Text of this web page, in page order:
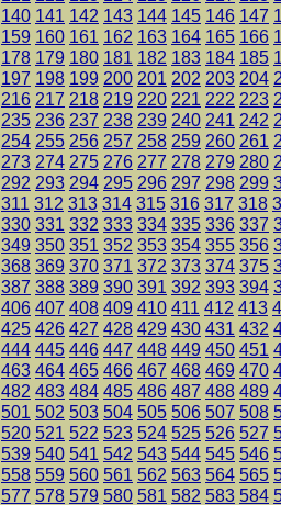
140 141 142 143 144 145 146 147
159 160 161 162 163 164 165 166
178 179 180 181 182 183 184 185
197 198 199 200 201 202 203 204
216 217 218 219 220 221 222 223
235 236 237 238 239 240 241 242
254 255 256 257 258 259 260 261
273 274 275 276 277 278 279 280
292 293 294 295 296 297 298 299
311 312 313 314 315 316 317 318
330 331 332 333 334 335 336 337
349 350 351 352 353 354 355 356
368 369 370 371 372 373 374 375
387 388 389 390 391 392 393 394
406 407 408 409 410 411 412 413
425 426 427 428 429 430 431 432
444 445 446 447 448 449 450 451
463 464 465 466 467 468 469 470
482 483 484 485 486 487 488 489
501 502 503 504 505 506 507 508
520 521 522 523 524 525 526 527
539 540 541 542 543 544 545 546
558 559 560 561 562 563 564 565
577 578 579 580 581 582 583 584